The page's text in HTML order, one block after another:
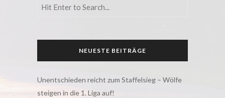
NEUESTE BEITRÄGE
Unentschieden reicht zum Staffelsieg – Wölfe
steigen in die 1. Liga auf!